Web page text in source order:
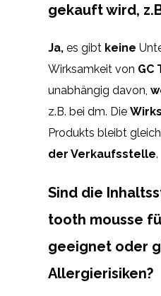
gekauft wird,
Ja, es gibt keine
Wirksamkeit von GC
unabhängig davon,
z.B. bei dm. Die
Produkts bleibt
der Verkaufsstelle.
Sind die
tooth mousse
geeignet oder
Allergierisiken?